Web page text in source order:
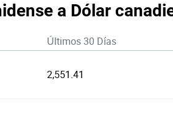
a Dólar
Últimos 30 Días
2,551.41